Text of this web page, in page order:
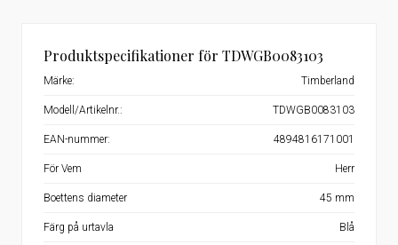
Produktspecifikationer för TDWGB0083103
Märke: Timberland
Modell/Artikelnr.: TDWGB0083103
EAN-nummer: 4894816171001
För Vem Herr
Boettens diameter 45 mm
Färg på urtavla Blå